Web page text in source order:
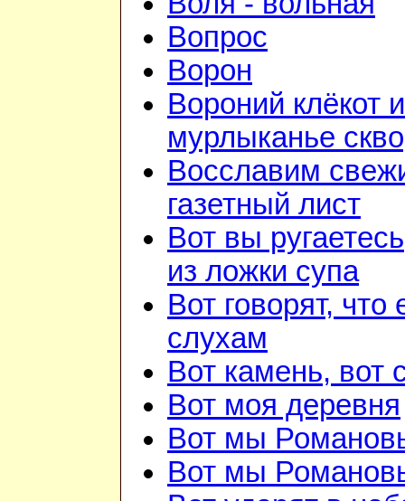
Вопрос
Ворон
Вороний клёкот и
мурлыканье
Восславим
газетный лист
Вот вы
из ложки супа
Вот говорят, что
слухам
Вот камень, вот
Вот моя деревня
Вот мы
Вот мы